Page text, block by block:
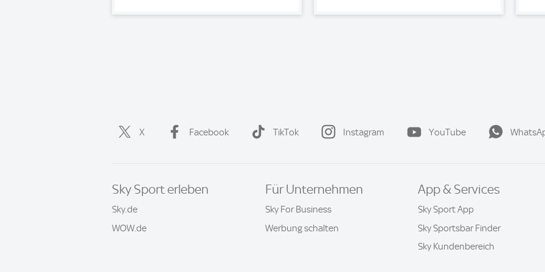
X Facebook TikTok Instagram YouTube
Sky Sport erleben
Sky.de
WOW.de
Für Unternehmen
Sky For Business
Werbung schalten
App & Services
Sky Sport App
Sky Sportsbar Finder
Sky Kundenbereich